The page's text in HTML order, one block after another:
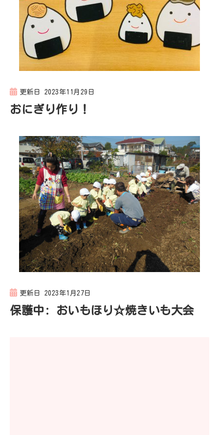
更新日 2023年11月29日
おにぎり作り！
更新日 2023年1月27日
保護中: おいもほり☆焼きいも大会